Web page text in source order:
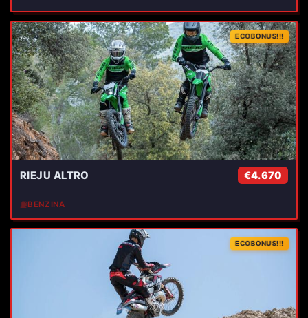
ECOBONUS!!!
RIEJU ALTRO €4.670
⛽BENZINA
ECOBONUS!!!